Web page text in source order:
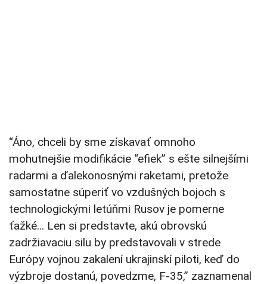
“Áno, chceli by sme získavať omnoho
mohutnejšie modifikácie “efiek” s ešte silnejšími
radarmi a ďalekonosnými raketami, pretože
samostatne súperiť vo vzdušných bojoch s
technologickými letúňmi Rusov je pomerne
ťažké… Len si predstavte, akú obrovskú
zadržiavaciu silu by predstavovali v strede
Európy vojnou zakalení ukrajinskí piloti, keď do
výzbroje dostanú, povedzme, F-35,” zaznamenal